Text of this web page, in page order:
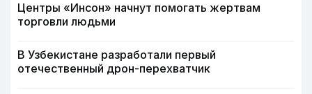
Центры «Инсон» начнут помогать жертвам
торговли людьми
В Узбекистане разработали первый
отечественный дрон-перехватчик